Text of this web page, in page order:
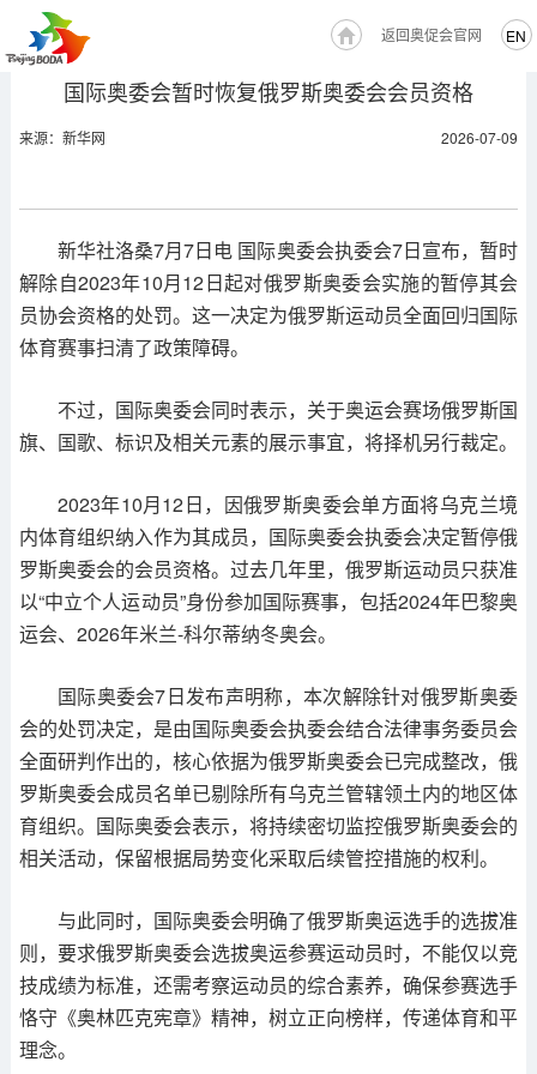
EN
返回奥促会官网
国际奥委会暂时恢复俄罗斯奥委会会员资格
来源：新华网 2026-07-09
新华社洛桑7月7日电 国际奥委会执委会7日宣布，暂时
解除自2023年10月12日起对俄罗斯奥委会实施的暂停其会
员协会资格的处罚。这一决定为俄罗斯运动员全面回归国际
体育赛事扫清了政策障碍。
不过，国际奥委会同时表示，关于奥运会赛场俄罗斯国
旗、国歌、标识及相关元素的展示事宜，将择机另行裁定。
2023年10月12日，因俄罗斯奥委会单方面将乌克兰境
内体育组织纳入作为其成员，国际奥委会执委会决定暂停俄
罗斯奥委会的会员资格。过去几年里，俄罗斯运动员只获准
以“中立个人运动员”身份参加国际赛事，包括2024年巴黎奥
运会、2026年米兰-科尔蒂纳冬奥会。
国际奥委会7日发布声明称，本次解除针对俄罗斯奥委
会的处罚决定，是由国际奥委会执委会结合法律事务委员会
全面研判作出的，核心依据为俄罗斯奥委会已完成整改，俄
罗斯奥委会成员名单已剔除所有乌克兰管辖领土内的地区体
育组织。国际奥委会表示，将持续密切监控俄罗斯奥委会的
相关活动，保留根据局势变化采取后续管控措施的权利。
与此同时，国际奥委会明确了俄罗斯奥运选手的选拔准
则，要求俄罗斯奥委会选拔奥运参赛运动员时，不能仅以竞
技成绩为标准，还需考察运动员的综合素养，确保参赛选手
恪守《奥林匹克宪章》精神，树立正向榜样，传递体育和平
理念。